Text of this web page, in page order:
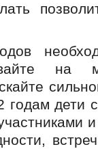
на
дети